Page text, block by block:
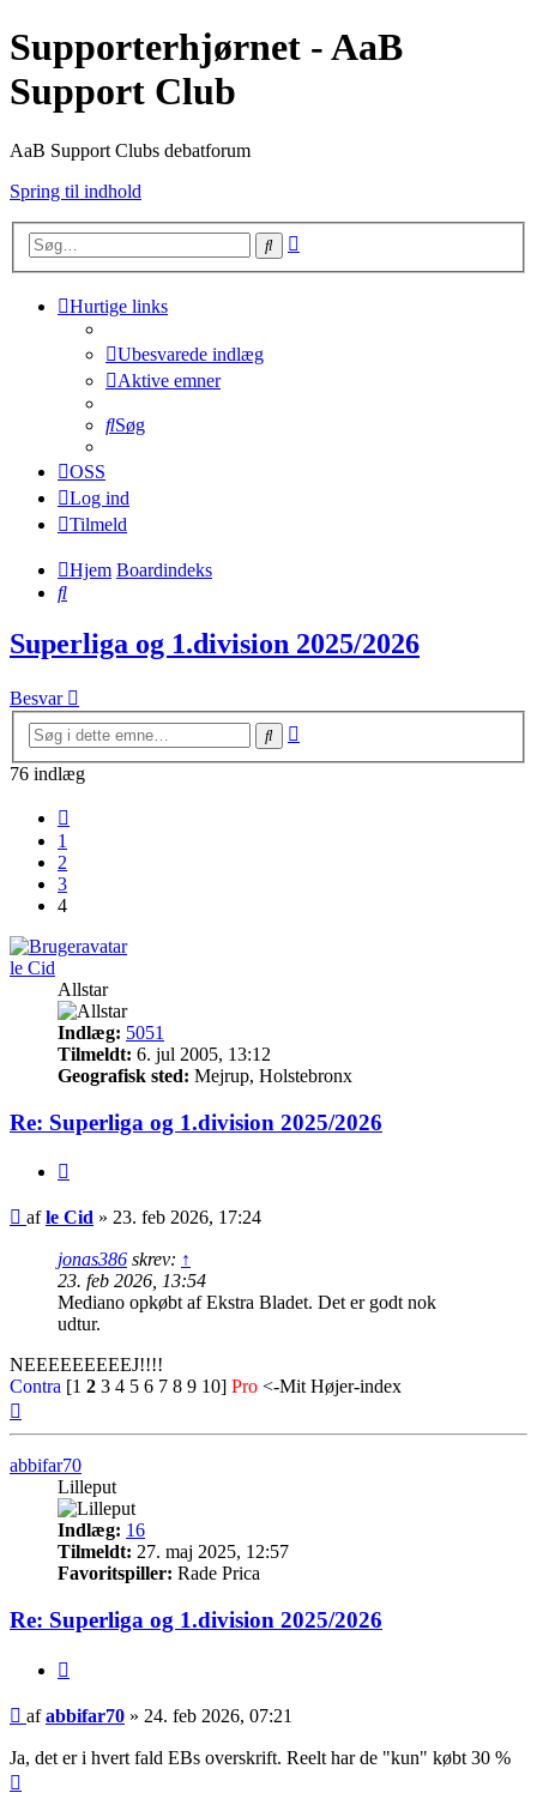
Supporterhjørnet - AaB
Support Club
AaB Support Clubs debatforum
Spring til indhold
Søg
Hurtige links
Ubesvarede indlæg
Aktive emner
Søg
OSS
Log ind
Tilmeld
Hjem Boardindeks
Søg
Superliga og 1.division 2025/2026
Besvar
Søg
76 indlæg
1
2
3
4
le Cid
Allstar
Indlæg: 5051
Tilmeldt: 6. jul 2005, 13:12
Geografisk sted: Mejrup, Holstebronx
Re: Superliga og 1.division 2025/2026
Indlæg
afle Cid » 23. feb 2026, 17:24
jonas386 skrev: ↑
23. feb 2026, 13:54
Mediano opkøbt af Ekstra Bladet. Det er godt nok
udtur.
NEEEEEEEEEJ!!!!
Contra [1 2 3 4 5 6 7 8 9 10] Pro <-Mit Højer-index
abbifar70
Lilleput
Indlæg: 16
Tilmeldt: 27. maj 2025, 12:57
Favoritspiller: Rade Prica
Re: Superliga og 1.division 2025/2026
Indlæg
afabbifar70 » 24. feb 2026, 07:21
Ja, det er i hvert fald EBs overskrift. Reelt har de "kun" købt 30 %